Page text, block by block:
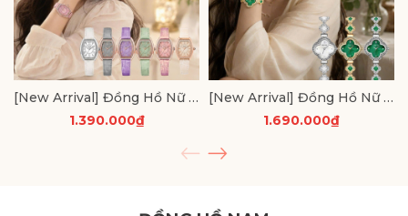
[New Arrival] Đồng Hồ Nữ JA-1590 Julius Dây Da (Nhiều Màu)
1.390.000₫
[New Arrival] Đồng Hồ Nữ JA-1545 Julius Dây Thép (Nhiều Màu)
1.690.000₫